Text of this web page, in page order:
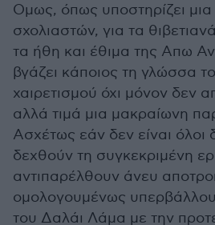
Ομως, όπως υποστηρίζει μια
σχολιαστών, για τα
τα ήθη και έθιμα της Απω
βγάζει κάποιος τη γλώσσα
χαιρετισμού όχι μόνον δεν
αλλά τιμά μια μακραίωνη
Ασχέτως εάν δεν είναι όλοι
δεχθούν τη συγκεκριμένη
αντιπαρέλθουν άνευ
ομολογουμένως
του Δαλάι Λάμα με την